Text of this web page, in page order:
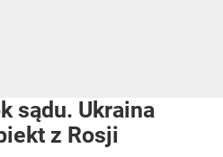
sądu. Ukraina
z Rosji